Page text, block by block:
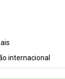
internacional